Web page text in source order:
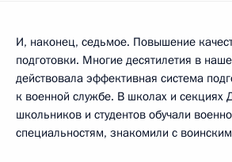
И, наконец, седьмое. Повышение
подготовки. Многие десятилетия в
действовала эффективная система
к военной службе. В школах и секциях
школьников и студентов обучали
специальностям, знакомили с